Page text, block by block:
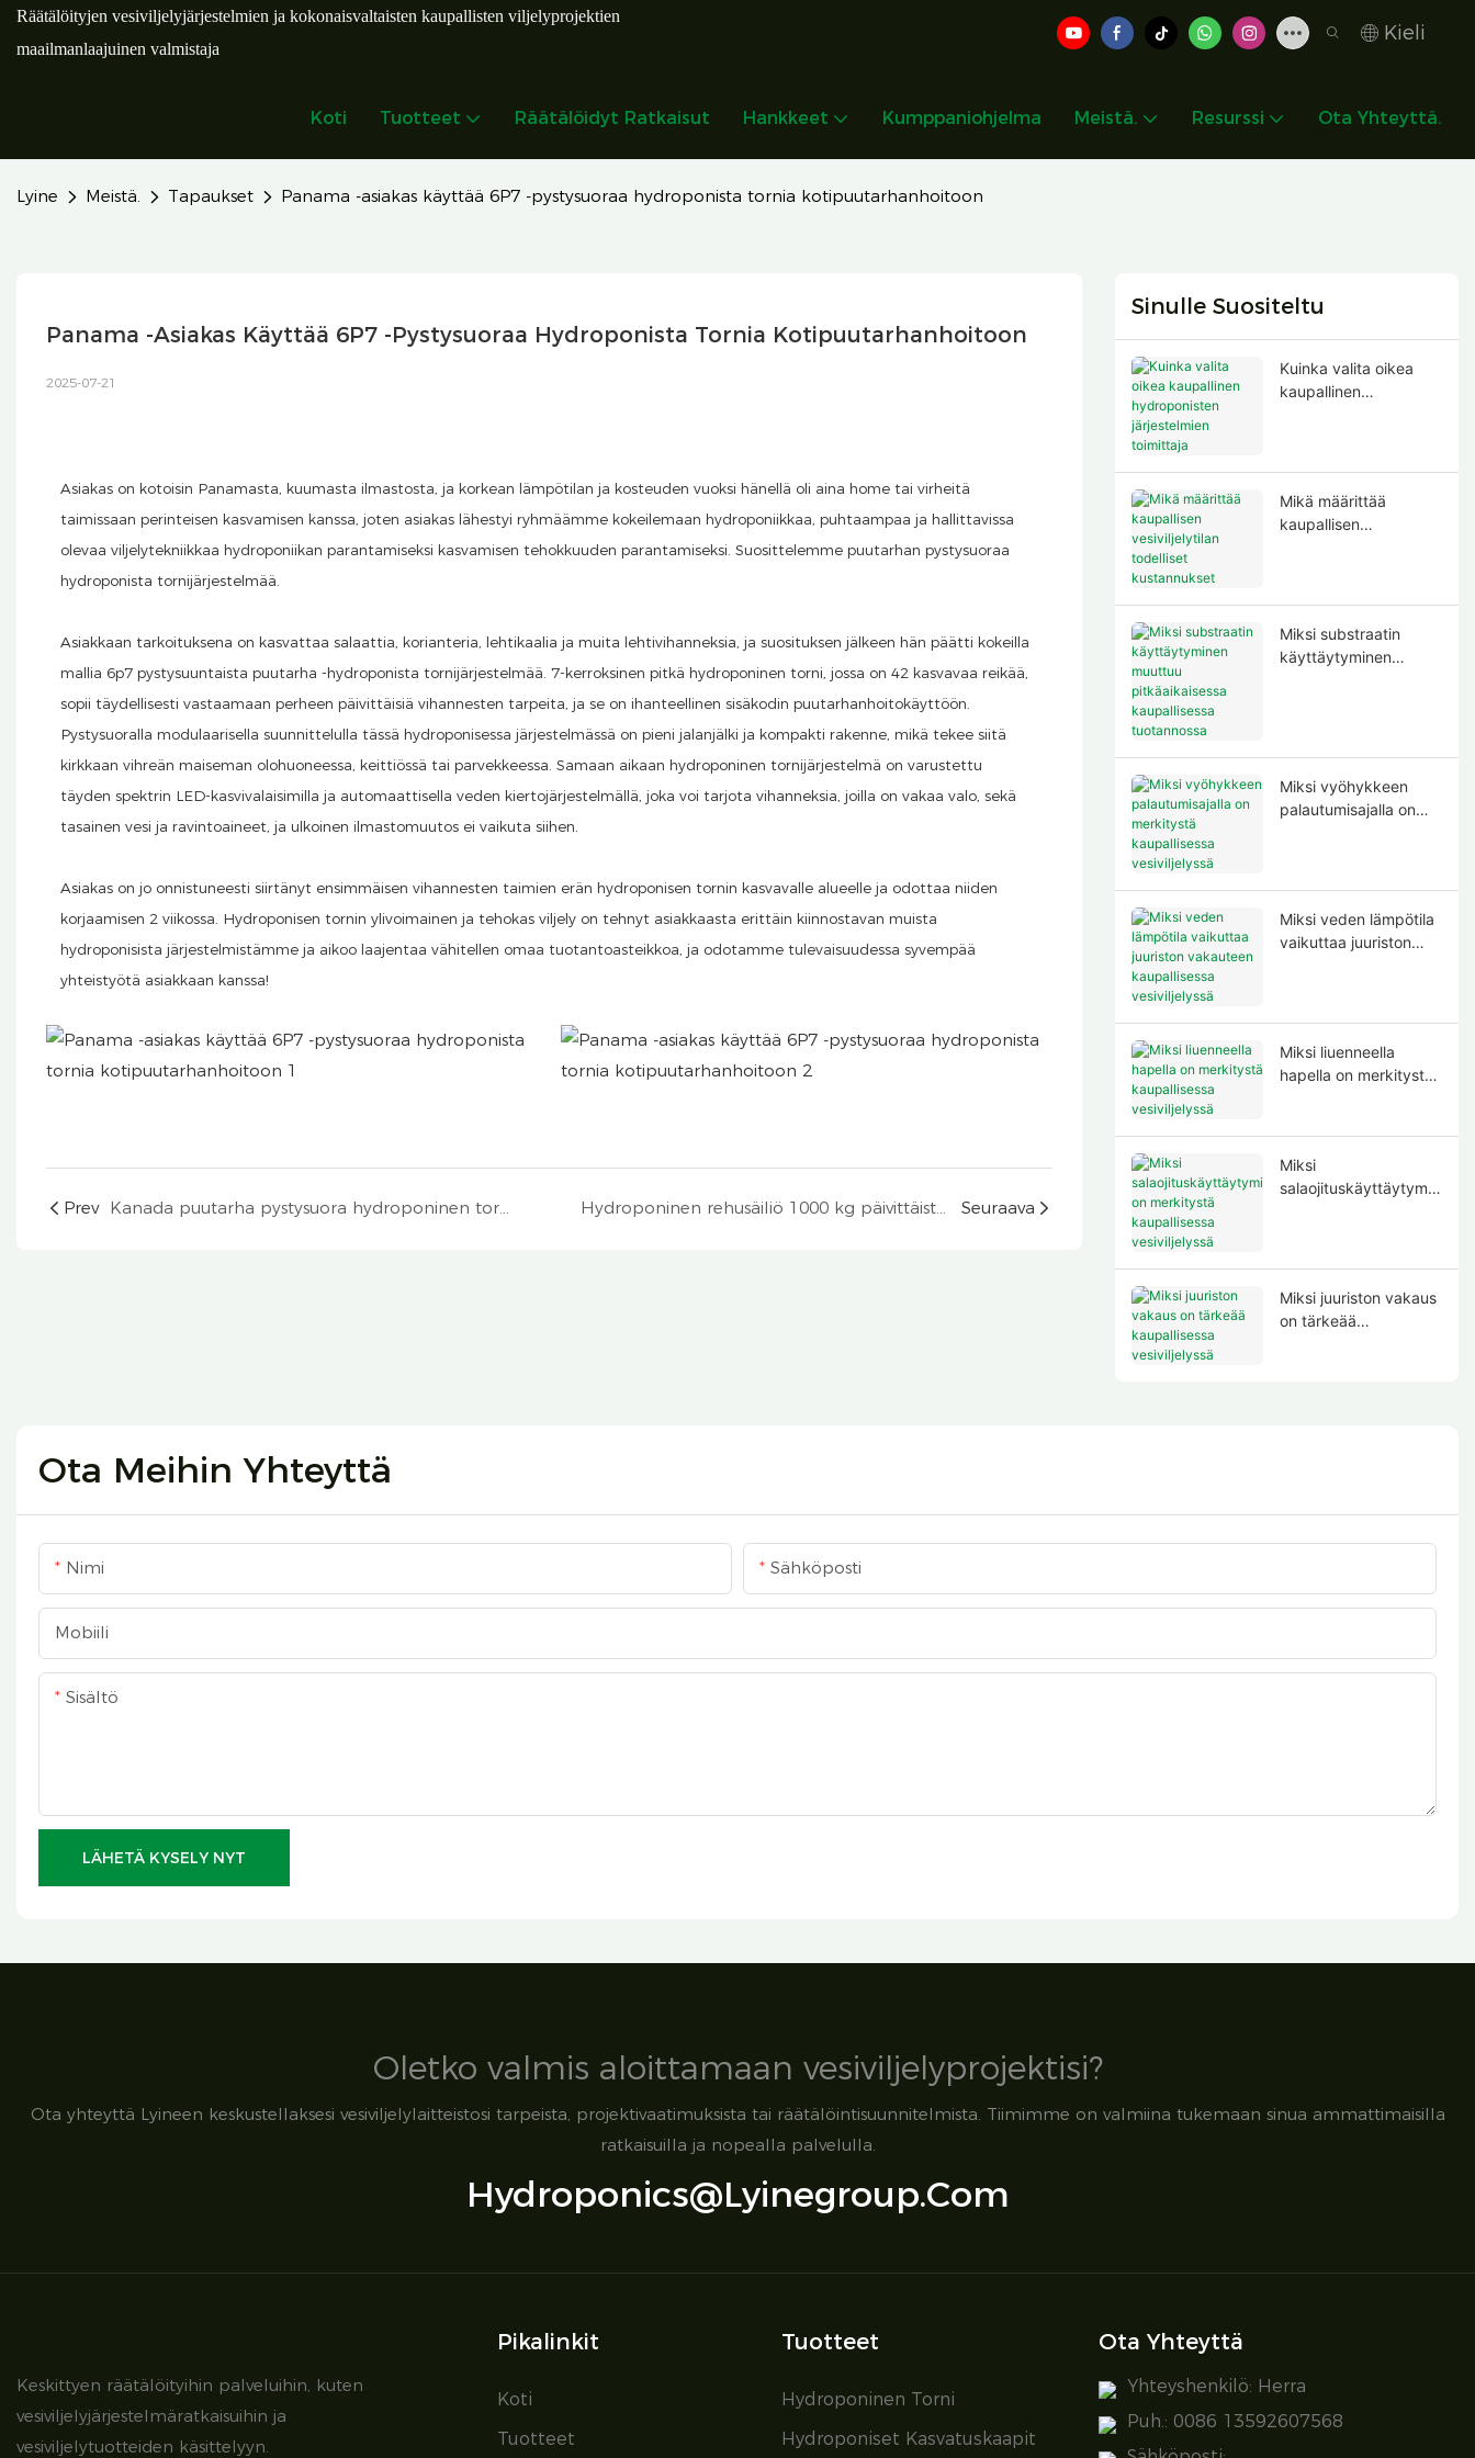
Räätälöityjen vesiviljelyjärjestelmien ja kokonaisvaltaisten kaupallisten viljelyprojektien
maailmanlaajuinen valmistaja
Kieli
Koti Tuotteet Räätälöidyt Ratkaisut Hankkeet Kumppaniohjelma Meistä. Resurssi Ota Yhteyttä.
Lyine Meistä. Tapaukset Panama -asiakas käyttää 6P7 -pystysuoraa hydroponista tornia kotipuutarhanhoitoon
Panama -asiakas Käyttää 6P7 -pystysuoraa Hydroponista Tornia Kotipuutarhanhoitoon
2025-07-21
Asiakas on kotoisin Panamasta, kuumasta ilmastosta, ja korkean lämpötilan ja kosteuden vuoksi hänellä oli aina home tai virheitä
taimissaan perinteisen kasvamisen kanssa, joten asiakas lähestyi ryhmäämme kokeilemaan hydroponiikkaa, puhtaampaa ja hallittavissa
olevaa viljelytekniikkaa hydroponiikan parantamiseksi kasvamisen tehokkuuden parantamiseksi. Suosittelemme puutarhan pystysuoraa
hydroponista tornijärjestelmää.
Asiakkaan tarkoituksena on kasvattaa salaattia, korianteria, lehtikaalia ja muita lehtivihanneksia, ja suosituksen jälkeen hän päätti kokeilla
mallia 6p7 pystysuuntaista puutarha -hydroponista tornijärjestelmää. 7-kerroksinen pitkä hydroponinen torni, jossa on 42 kasvavaa reikää,
sopii täydellisesti vastaamaan perheen päivittäisiä vihannesten tarpeita, ja se on ihanteellinen sisäkodin puutarhanhoitokäyttöön.
Pystysuoralla modulaarisella suunnittelulla tässä hydroponisessa järjestelmässä on pieni jalanjälki ja kompakti rakenne, mikä tekee siitä
kirkkaan vihreän maiseman olohuoneessa, keittiössä tai parvekkeessa. Samaan aikaan hydroponinen tornijärjestelmä on varustettu
täyden spektrin LED-kasvivalaisimilla ja automaattisella veden kiertojärjestelmällä, joka voi tarjota vihanneksia, joilla on vakaa valo, sekä
tasainen vesi ja ravintoaineet, ja ulkoinen ilmastomuutos ei vaikuta siihen.
Asiakas on jo onnistuneesti siirtänyt ensimmäisen vihannesten taimien erän hydroponisen tornin kasvavalle alueelle ja odottaa niiden
korjaamisen 2 viikossa. Hydroponisen tornin ylivoimainen ja tehokas viljely on tehnyt asiakkaasta erittäin kiinnostavan muista
hydroponisista järjestelmistämme ja aikoo laajentaa vähitellen omaa tuotantoasteikkoa, ja odotamme tulevaisuudessa syvempää
yhteistyötä asiakkaan kanssa!
Prev Kanada puutarha pystysuora hydroponinen tornijärjestelmän istutus Hydroponinen rehusäiliö 1000 kg päivittäistä ulostuloa Yhdistyneissä arabiemiirikunnissa Seuraava
Sinulle Suositeltu
Kuinka valita oikea
kaupallinen
Mikä määrittää
kaupallisen
Miksi substraatin
käyttäytyminen
Miksi vyöhykkeen
palautumisajalla on
Miksi veden lämpötila
vaikuttaa juuriston
Miksi liuenneella
hapella on merkitystä
Miksi
salaojituskäyttäytymis
Miksi juuriston vakaus
on tärkeää
Ota Meihin Yhteyttä
Nimi Sähköposti
Mobiili
Sisältö
LÄHETÄ KYSELY NYT
Oletko valmis aloittamaan vesiviljelyprojektisi?
Ota yhteyttä Lyineen keskustellaksesi vesiviljelylaitteistosi tarpeista, projektivaatimuksista tai räätälöintisuunnitelmista. Tiimimme on valmiina tukemaan sinua ammattimaisilla
ratkaisuilla ja nopealla palvelulla.
Hydroponics@lyinegroup.com
Keskittyen räätälöityihin palveluihin, kuten
vesiviljelyjärjestelmäratkaisuihin ja
vesiviljelytuotteiden käsittelyyn.
Pikalinkit
Koti
Tuotteet
Tuotteet
Hydroponinen Torni
Hydroponiset Kasvatuskaapit
Ota Yhteyttä
Yhteyshenkilö: Herra
Puh.: 0086 13592607568